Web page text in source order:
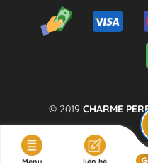
© 2019 CHARME